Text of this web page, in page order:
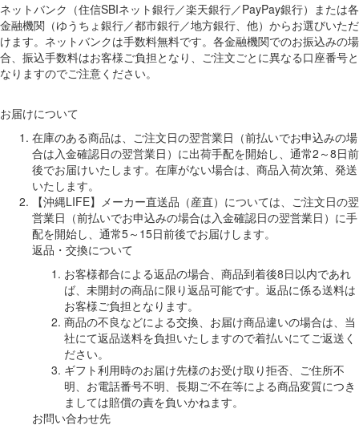
ネットバンク（住信SBIネット銀行／楽天銀行／PayPay銀行）または各
金融機関（ゆうちょ銀行／都市銀行／地方銀行、他）からお選びいただ
けます。ネットバンクは手数料無料です。各金融機関でのお振込みの場
合、振込手数料はお客様ご負担となり、ご注文ごとに異なる口座番号と
なりますのでご注意ください。
お届けについて
在庫のある商品は、ご注文日の翌営業日（前払いでお申込みの場
合は入金確認日の翌営業日）に出荷手配を開始し、通常2～8日前
後でお届けいたします。在庫がない場合は、商品入荷次第、発送
いたします。
【沖縄LIFE】メーカー直送品（産直）については、ご注文日の翌
営業日（前払いでお申込みの場合は入金確認日の翌営業日）に手
配を開始し、通常5～15日前後でお届けします。
返品・交換について
お客様都合による返品の場合、商品到着後8日以内であれ
ば、未開封の商品に限り返品可能です。返品に係る送料は
お客様ご負担となります。
商品の不良などによる交換、お届け商品違いの場合は、当
社にて返品送料を負担いたしますので着払いにてご返送く
ださい。
ギフト利用時のお届け先様のお受け取り拒否、ご住所不
明、お電話番号不明、長期ご不在等による商品変質につき
ましては賠償の責を負いかねます。
お問い合わせ先